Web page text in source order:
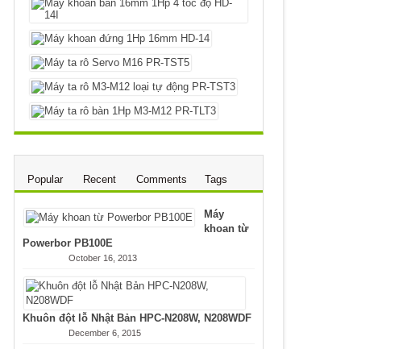
Popular Recent Comments Tags
Máy
khoan từ
Powerbor PB100E
October 16, 2013
Khuôn đột lỗ Nhật Bản HPC-N208W, N208WDF
December 6, 2015